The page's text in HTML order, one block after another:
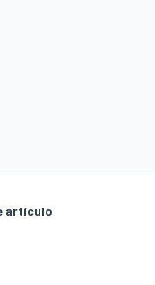
artículo